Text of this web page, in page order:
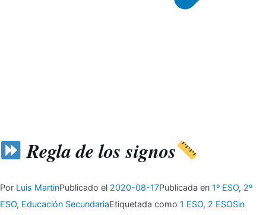
Regla de los signos
Por Luis MartinPublicado el 2020-08-17Publicada en 1º ESO, 2º
ESO, Educación SecundariaEtiquetada como 1 ESO, 2 ESOSin